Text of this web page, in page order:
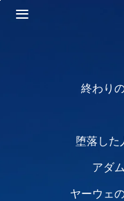
終わり
堕落した
アダ
ヤーウェ